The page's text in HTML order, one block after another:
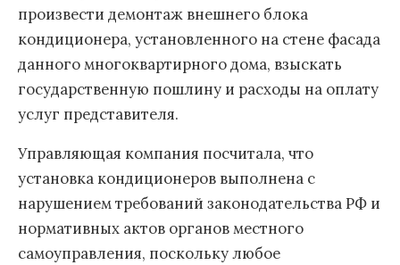
произвести демонтаж внешнего блока
кондиционера, установленного на стене фасада
данного многоквартирного дома, взыскать
государственную пошлину и расходы на оплату
услуг представителя.
Управляющая компания посчитала, что
установка кондиционеров выполнена с
нарушением требований законодательства РФ и
нормативных актов органов местного
самоуправления, поскольку любое